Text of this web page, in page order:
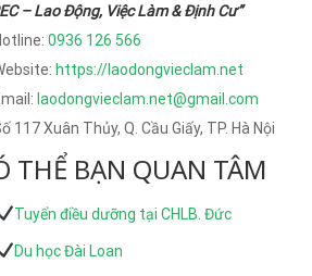
– Lao Động, Việc Làm & Định Cư”
0936 126 566
https://laodongvieclam.net
laodongvieclam.net@gmail.com
117 Xuân Thủy, Q. Cầu Giấy, TP. Hà Nội
THỂ BẠN QUAN TÂM
Tuyển điều dưỡng tại CHLB. Đức
Du học Đài Loan